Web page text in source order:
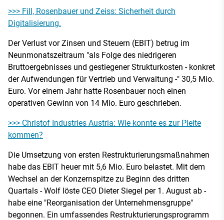
>>> Fill, Rosenbauer und Zeiss: Sicherheit durch
Digitalisierung.
Der Verlust vor Zinsen und Steuern (EBIT) betrug im
Neunmonatszeitraum "als Folge des niedrigeren
Bruttoergebnisses und gestiegener Strukturkosten - konkret
der Aufwendungen für Vertrieb und Verwaltung -" 30,5 Mio.
Euro. Vor einem Jahr hatte Rosenbauer noch einen
operativen Gewinn von 14 Mio. Euro geschrieben.
>>> Christof Industries Austria: Wie konnte es zur Pleite
kommen?
Die Umsetzung von ersten Restrukturierungsmaßnahmen
habe das EBIT heuer mit 5,6 Mio. Euro belastet. Mit dem
Wechsel an der Konzernspitze zu Beginn des dritten
Quartals - Wolf löste CEO Dieter Siegel per 1. August ab -
habe eine "Reorganisation der Unternehmensgruppe"
begonnen. Ein umfassendes Restrukturierungsprogramm